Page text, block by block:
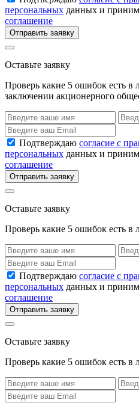
персональных данных и
соглашение
Отправить заявку
Оставьте заявку
Проверь какие 5 ошибок есть
заключении акционерного
Подтверждаю согласие с
персональных данных и
соглашение
Отправить заявку
Оставьте заявку
Проверь какие 5 ошибок есть в
Подтверждаю согласие с
персональных данных и
соглашение
Отправить заявку
Оставьте заявку
Проверь какие 5 ошибок есть